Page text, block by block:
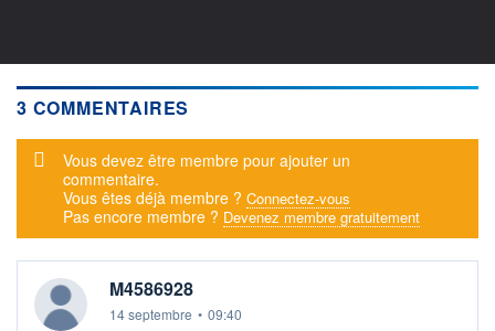
3 COMMENTAIRES
Message d'alerte
Vous devez être membre pour ajouter un
commentaire.
Vous êtes déjà membre ? Connectez-vous
Pas encore membre ? Devenez membre gratuitement
M4586928
14 septembre • 09:40